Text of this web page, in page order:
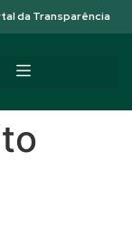
da Transparência